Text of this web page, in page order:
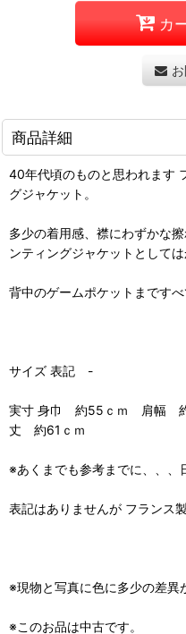
カ
商品詳細
40年代頃のものと思われます
グジャケット。
多少の着用感、襟にわずかな
ンティングジャケットとして
背中のゲームポケットまです
サイズ 表記 -
実寸 身巾 約55ｃｍ 肩幅
丈 約61ｃｍ
※あくまでも参考までに、、、
表記はありませんが フランス
※現物と写真に色に多少の差異
※このお品は中古です。